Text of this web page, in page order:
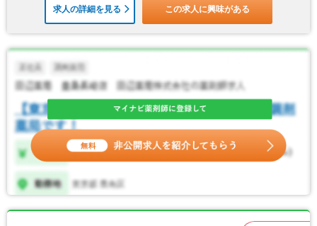
求人の詳細を見る この求人に興味がある